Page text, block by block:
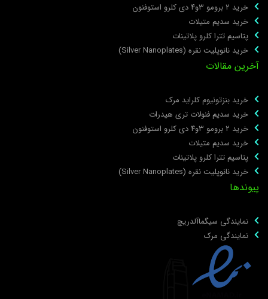
خرید ۲ برومو ۳و۴ دی‌ کلرو استوفنون
خرید سدیم متیلات
پتاسیم تترا کلرو پلاتینات
خرید نانوپلیت نقره (Silver Nanoplates)
مقالات
خرید بنزتونیوم کلراید مرک
خرید سدیم فنولات تری هیدرات
خرید ۲ برومو ۳و۴ دی‌ کلرو استوفنون
خرید سدیم متیلات
پتاسیم تترا کلرو پلاتینات
خرید نانوپلیت نقره (Silver Nanoplates)
نمایندگی سیگماآلدریچ
نمایندگی مرک